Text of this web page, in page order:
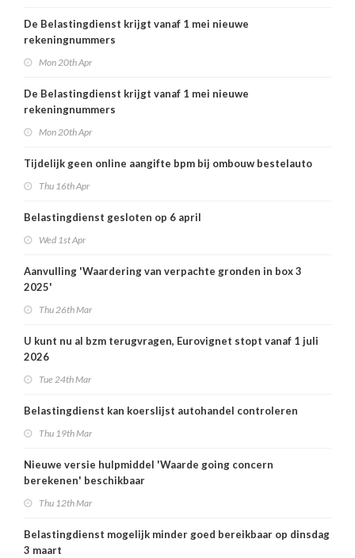
De Belastingdienst krijgt vanaf 1 mei nieuwe
rekeningnummers
Mon 20th Apr
De Belastingdienst krijgt vanaf 1 mei nieuwe
rekeningnummers
Mon 20th Apr
Tijdelijk geen online aangifte bpm bij ombouw bestelauto
Thu 16th Apr
Belastingdienst gesloten op 6 april
Wed 1st Apr
Aanvulling 'Waardering van verpachte gronden in box 3
2025'
Thu 26th Mar
U kunt nu al bzm terugvragen, Eurovignet stopt vanaf 1 juli
2026
Tue 24th Mar
Belastingdienst kan koerslijst autohandel controleren
Thu 19th Mar
Nieuwe versie hulpmiddel 'Waarde going concern
berekenen' beschikbaar
Thu 12th Mar
Belastingdienst mogelijk minder goed bereikbaar op dinsdag
3 maart